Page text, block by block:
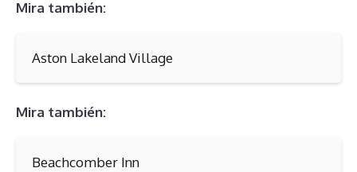
Mira también:
Aston Lakeland Village
Mira también:
Beachcomber Inn